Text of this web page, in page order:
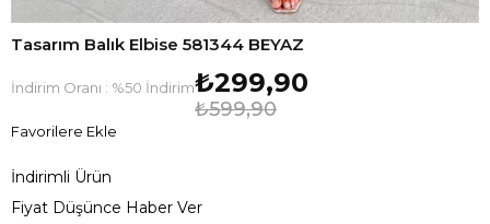
Tasarım Balık Elbise 581344 BEYAZ
İndirim Oranı : %50 İndirim
₺599,90
₺299,90
Favorilere Ekle
İndirimli Ürün
Fiyat Düşünce Haber Ver